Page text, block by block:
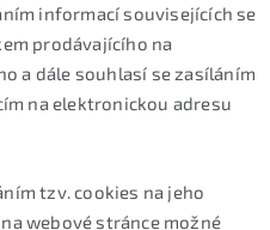
informací souvisejících se
prodávajícího na
a dále souhlasí se zasíláním
na elektronickou adresu
tzv. cookies na jeho
webové stránce možné